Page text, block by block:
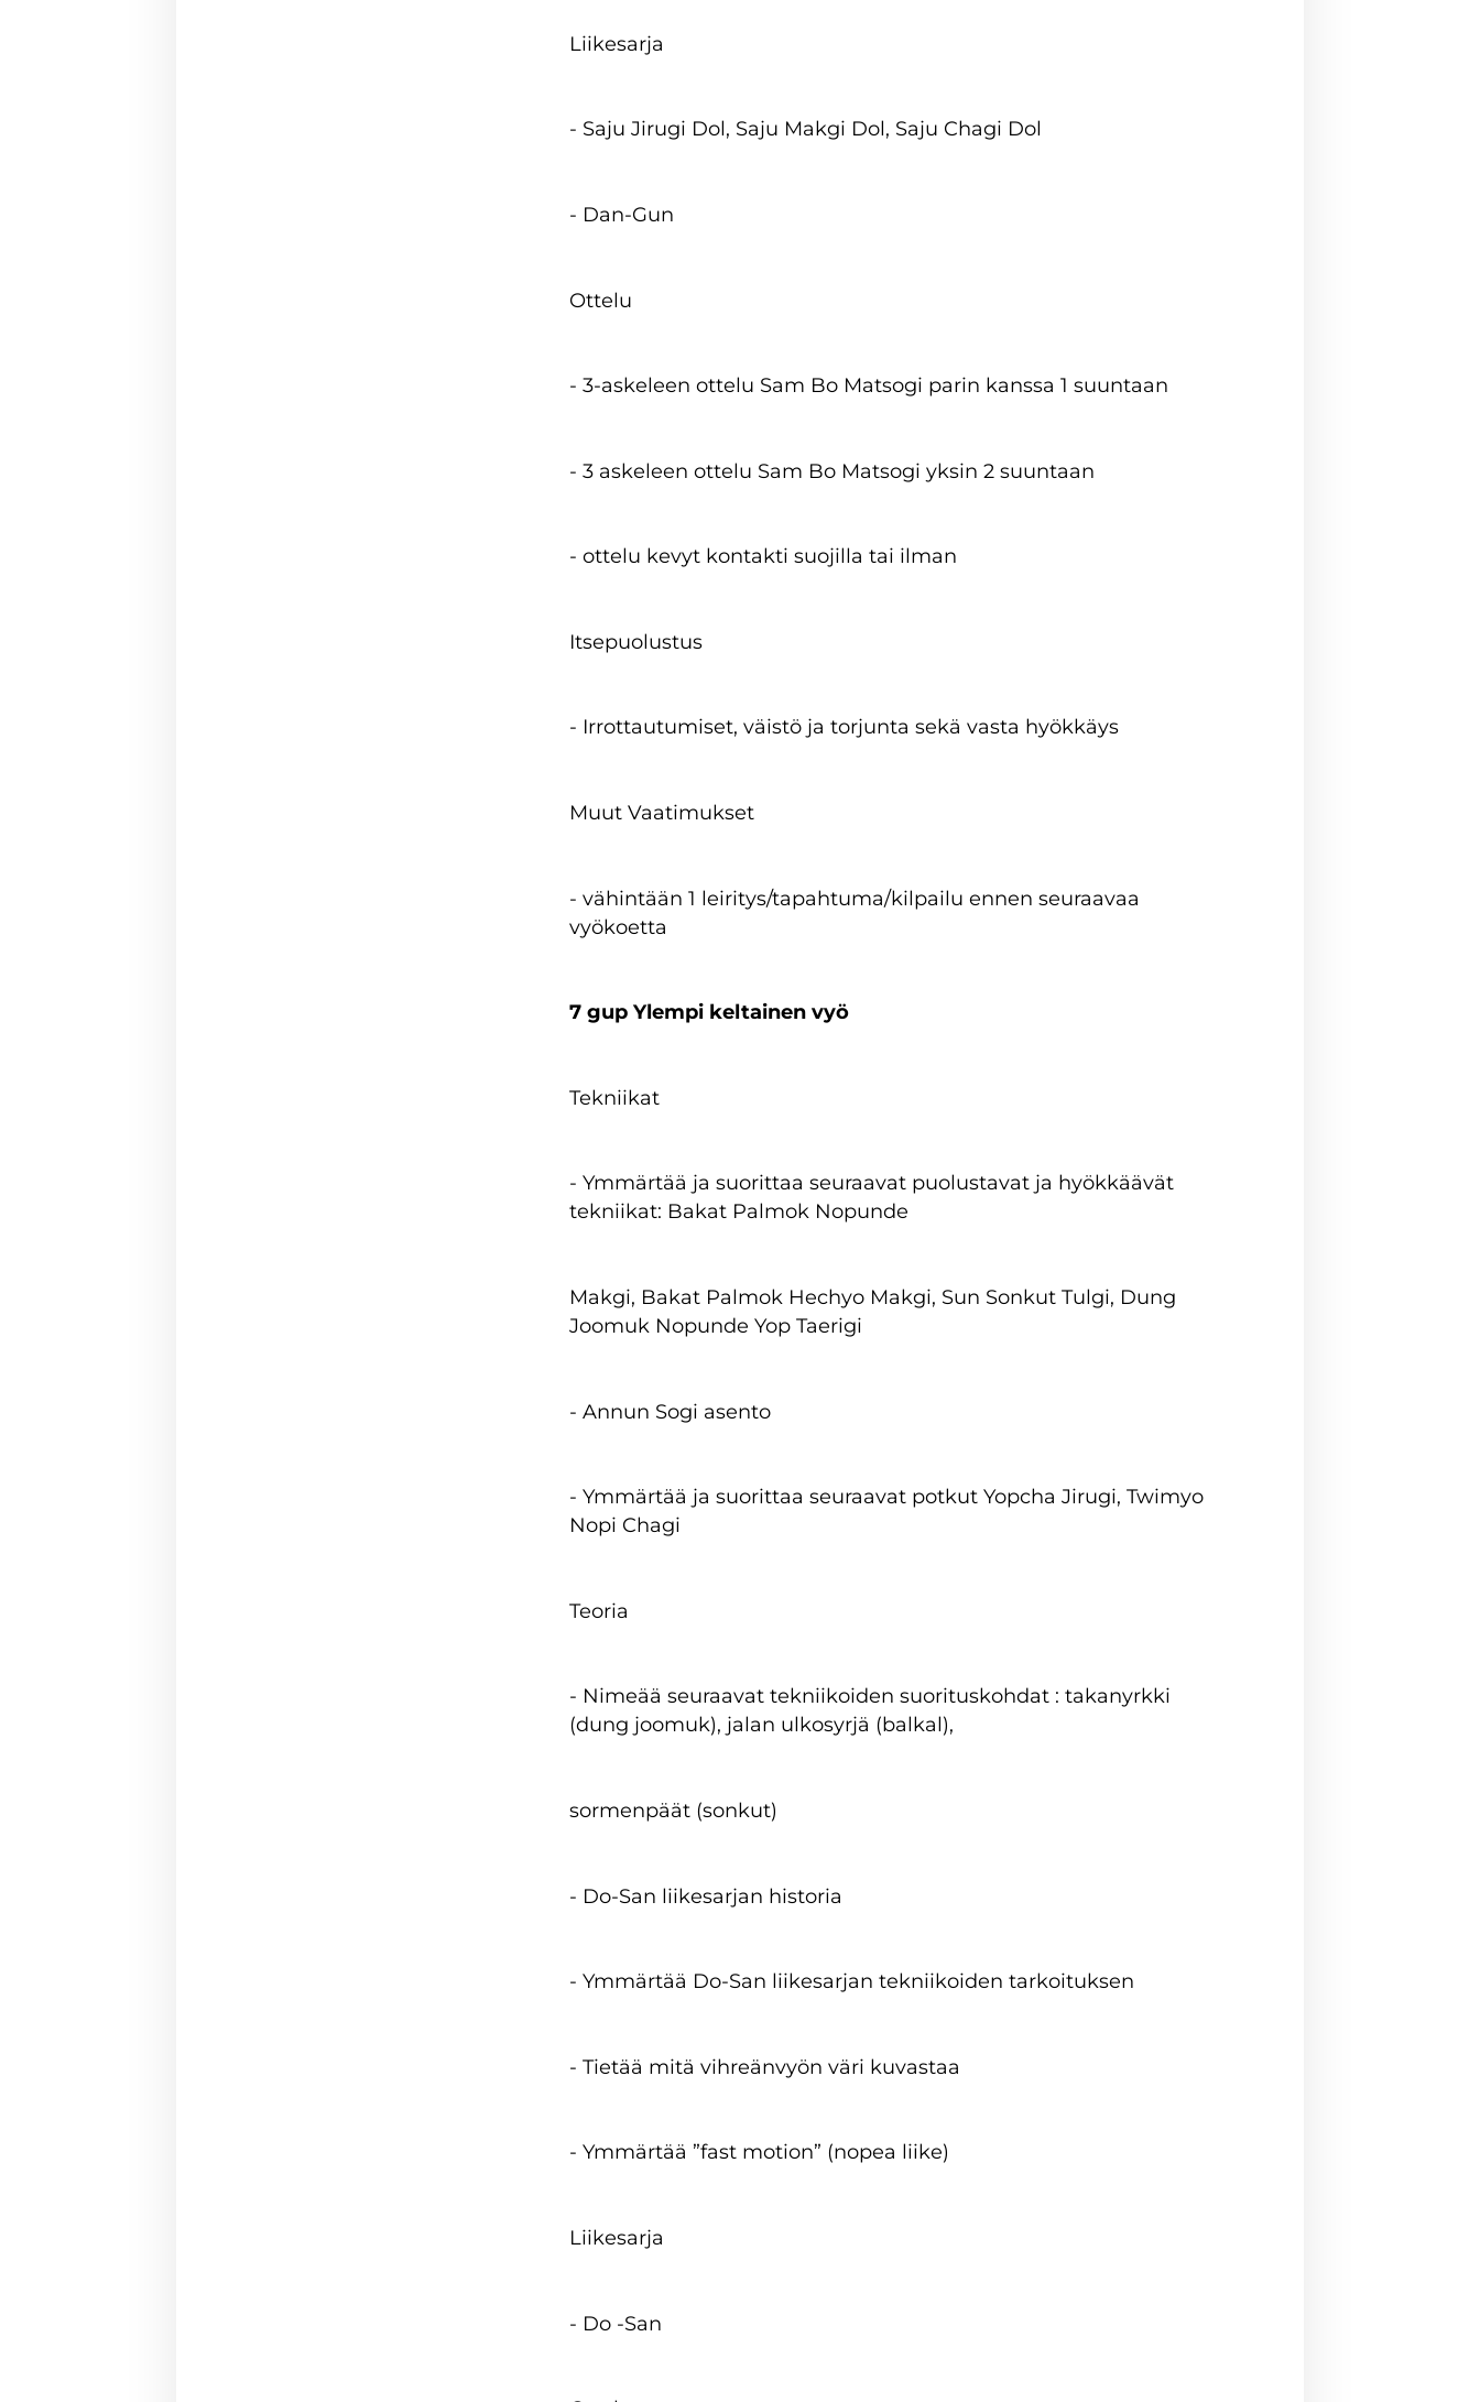
Liikesarja
- Saju Jirugi Dol, Saju Makgi Dol, Saju Chagi Dol
- Dan-Gun
Ottelu
- 3-askeleen ottelu Sam Bo Matsogi parin kanssa 1 suuntaan
- 3 askeleen ottelu Sam Bo Matsogi yksin 2 suuntaan
- ottelu kevyt kontakti suojilla tai ilman
Itsepuolustus
- Irrottautumiset, väistö ja torjunta sekä vasta hyökkäys
Muut Vaatimukset
- vähintään 1 leiritys/tapahtuma/kilpailu ennen seuraavaa
vyökoetta
7 gup Ylempi keltainen vyö
Tekniikat
- Ymmärtää ja suorittaa seuraavat puolustavat ja hyökkäävät
tekniikat: Bakat Palmok Nopunde
Makgi, Bakat Palmok Hechyo Makgi, Sun Sonkut Tulgi, Dung
Joomuk Nopunde Yop Taerigi
- Annun Sogi asento
- Ymmärtää ja suorittaa seuraavat potkut Yopcha Jirugi, Twimyo
Nopi Chagi
Teoria
- Nimeää seuraavat tekniikoiden suorituskohdat : takanyrkki
(dung joomuk), jalan ulkosyrjä (balkal),
sormenpäät (sonkut)
- Do-San liikesarjan historia
- Ymmärtää Do-San liikesarjan tekniikoiden tarkoituksen
- Tietää mitä vihreänvyön väri kuvastaa
- Ymmärtää ”fast motion” (nopea liike)
Liikesarja
- Do -San